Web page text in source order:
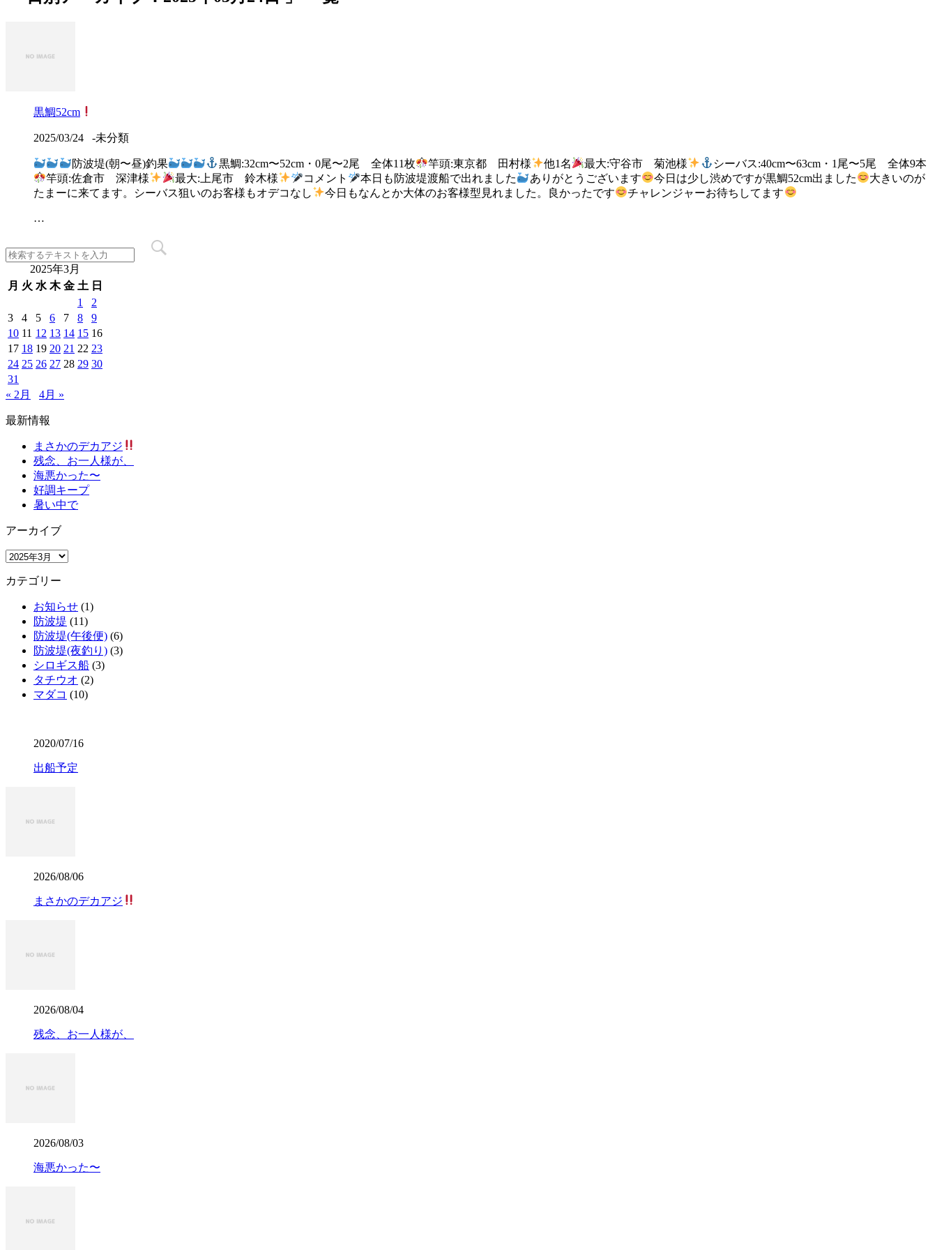
黒鯛52cm
2025/03/24 -未分類
防波堤(朝〜昼)釣果 黒鯛:32cm〜52cm・0尾〜2尾 全体11枚 竿頭:東京都 田村様 他1名 最大:守谷市 菊池様
シーバス:40cm〜63cm・1尾〜5尾 全体9本
竿頭:佐倉市 深津様
最大:上尾市 鈴木様 コメント 本日も防波堤渡船で出れました ありがとうございます 今日は少し渋めですが黒鯛52cm出ました
大きいのが
たまーに来てます。シーバス狙いのお客様もオデコなし
今日もなんとか大体のお客様型見れました。良かったです チャレンジャーお待ちしてます
…
2025年3月
月 火 水 木 金 土 日
1
2
3
4 5 6 7 8
9
10 11 12 13 14 15 16
17 18 19 20 21 22 23
24 25 26 27 28 29 30
31
« 2月
4月 »
最新情報
まさかのデカアジ
残念、お一人様が、
海悪かった〜
好調キープ
暑い中で
アーカイブ
ア
カ
カテゴリー
お知らせ (1)
防波堤 (11)
防波堤(午後便) (6)
防波堤(夜釣り) (3)
シロギス船 (3)
タチウオ (2)
マダコ (10)
2020/07/16
出船予定
2026/08/06
まさかのデカアジ
2026/08/04
残念、お一人様が、
2026/08/03
海悪かった〜